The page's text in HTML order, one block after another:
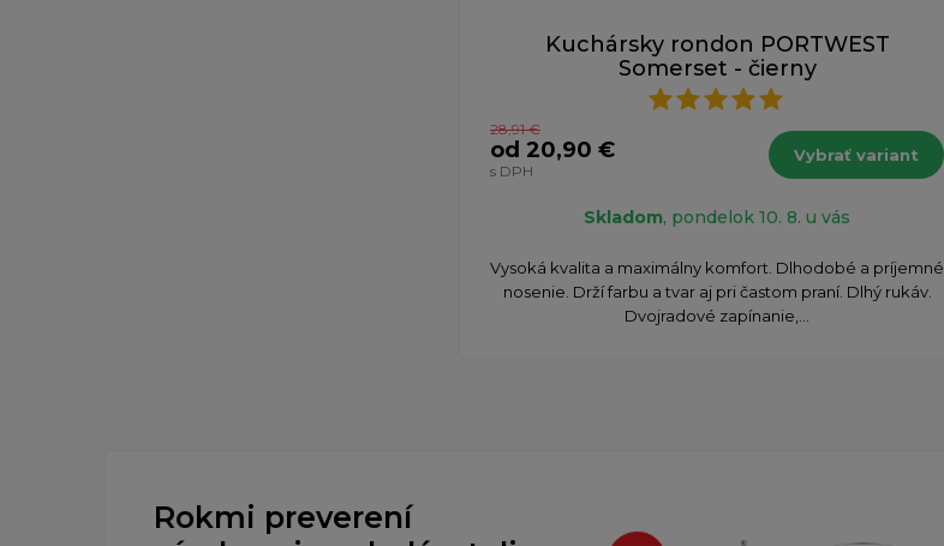
Kuchársky rondon PORTWEST
Somerset - čierny
28,91 €
od 20,90 €
s DPH
Vybrať variant
Skladom, pondelok 10. 8. u vás
Vysoká kvalita a maximálny komfort. Dlhodobé a príjemné
nosenie. Drží farbu a tvar aj pri častom praní. Dlhý rukáv.
Dvojradové zapínanie,...
Rokmi preverení